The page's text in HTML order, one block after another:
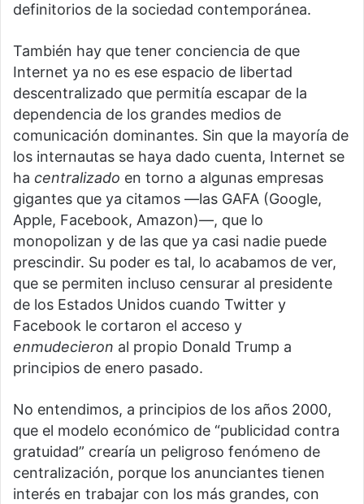
definitorios de la sociedad contemporánea.
También hay que tener conciencia de que
Internet ya no es ese espacio de libertad
descentralizado que permitía escapar de la
dependencia de los grandes medios de
comunicación dominantes. Sin que la mayoría de
los internautas se haya dado cuenta, Internet se
ha centralizado en torno a algunas empresas
gigantes que ya citamos —las GAFA (Google,
Apple, Facebook, Amazon)—, que lo
monopolizan y de las que ya casi nadie puede
prescindir. Su poder es tal, lo acabamos de ver,
que se permiten incluso censurar al presidente
de los Estados Unidos cuando Twitter y
Facebook le cortaron el acceso y
enmudecieron al propio Donald Trump a
principios de enero pasado.
No entendimos, a principios de los años 2000,
que el modelo económico de “publicidad contra
gratuidad” crearía un peligroso fenómeno de
centralización, porque los anunciantes tienen
interés en trabajar con los más grandes, con